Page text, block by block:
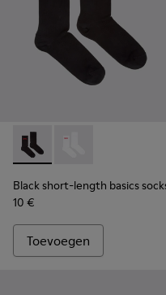
Black short-length
Black short-length
Black short-length basics
10 €
Toevoegen